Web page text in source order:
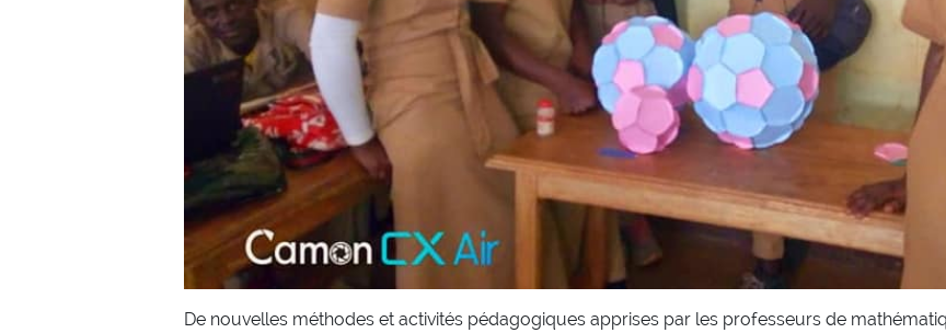
De nouvelles méthodes et activités pédagogiques apprises par les professeurs de